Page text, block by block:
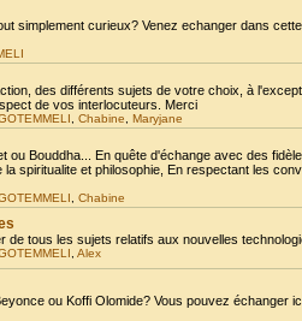
simplement curieux? Venez echanger dans
des différents sujets de votre choix, à
de vos interlocuteurs. Merci
Chabine Maryjane
ou Bouddha... En quête d'échange avec des
la spiritualite et philosophie, En respectant les
Chabine
de tous les sujets relatifs aux nouvelles
Alex
ou Koffi Olomide? Vous pouvez échanger